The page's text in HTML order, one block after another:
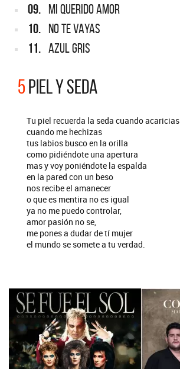
09. MI QUERIDO AMOR
10. NO TE VAYAS
11. AZUL GRIS
5PIEL Y SEDA
Tu piel recuerda la seda cuando acaricias
cuando me hechizas
tus labios busco en la orilla
como pidiéndote una apertura
mas y voy poniéndote la espalda
en la pared con un beso
nos recibe el amanecer
o que es mentira no es igual
ya no me puedo controlar,
amor pasión no se,
me pones a dudar de tí mujer
el mundo se somete a tu verdad.